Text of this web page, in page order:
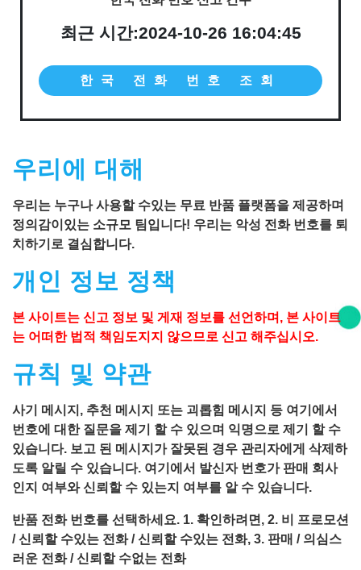
최근 시간:2024-10-26 16:04:45
한국 전화 번호 조회
우리에 대해
우리는 누구나 사용할 수있는 무료 반품 플랫폼을 제공하며
정의감이있는 소규모 팀입니다! 우리는 악성 전화 번호를 퇴
치하기로 결심합니다.
개인 정보 정책
본 사이트는 신고 정보 및 게재 정보를 선언하며, 본 사이트
는 어떠한 법적 책임도지지 않으므로 신고 해주십시오.
규칙 및 약관
사기 메시지, 추천 메시지 또는 괴롭힘 메시지 등 여기에서
번호에 대한 질문을 제기 할 수 있으며 익명으로 제기 할 수
있습니다. 보고 된 메시지가 잘못된 경우 관리자에게 삭제하
도록 알릴 수 있습니다. 여기에서 발신자 번호가 판매 회사
인지 여부와 신뢰할 수 있는지 여부를 알 수 있습니다.
반품 전화 번호를 선택하세요. 1. 확인하려면, 2. 비 프로모션
/ 신뢰할 수있는 전화 / 신뢰할 수있는 전화, 3. 판매 / 의심스
러운 전화 / 신뢰할 수없는 전화